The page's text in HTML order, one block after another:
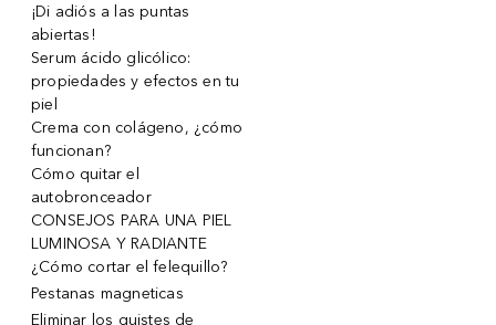
¡Di adiós a las puntas
abiertas!
Serum ácido glicólico:
propiedades y efectos en tu
piel
Crema con colágeno, ¿cómo
funcionan?
Cómo quitar el
autobronceador
CONSEJOS PARA UNA PIEL
LUMINOSA Y RADIANTE
¿Cómo cortar el felequillo?
Pestanas magneticas
Eliminar los quistes de